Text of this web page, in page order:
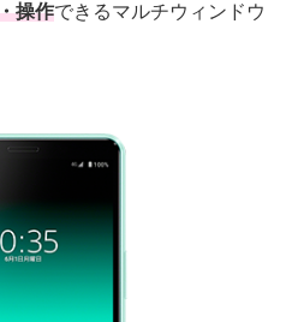
操作できるマルチウィンドウ